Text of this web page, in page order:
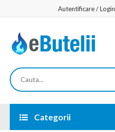
Autentificare / Login
Categorii